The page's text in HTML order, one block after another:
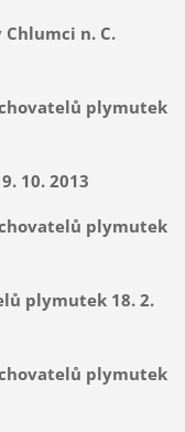
n. C.
plymutek
10. 2013
plymutek
plymutek 18. 2.
plymutek